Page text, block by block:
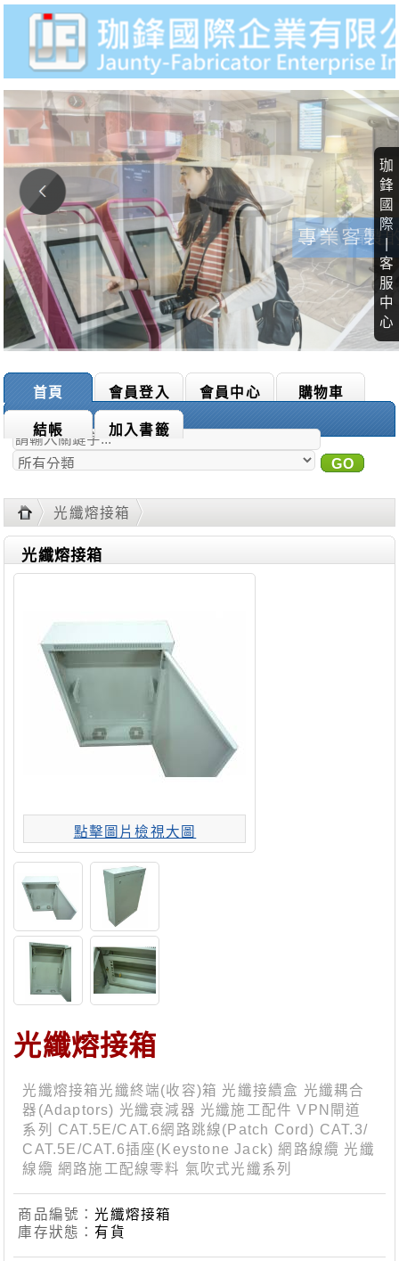
珈
鋒
國
際
|
客
服
中
心
首頁 會員登入 會員中心 購物車
結帳 加入書籤
商品搜尋：
GO
光纖熔接箱
光纖熔接箱
點擊圖片檢視大圖
光纖熔接箱
光纖熔接箱光纖終端(收容)箱 光纖接續盒 光纖耦合
器(Adaptors) 光纖衰減器 光纖施工配件 VPN閘道
系列 CAT.5E/CAT.6網路跳線(Patch Cord) CAT.3/
CAT.5E/CAT.6插座(Keystone Jack) 網路線纜 光纖
線纜 網路施工配線零料 氣吹式光纖系列
商品編號：光纖熔接箱
庫存狀態：有貨